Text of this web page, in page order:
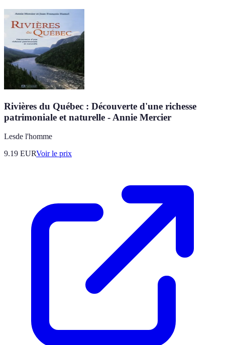
Rivières du Québec : Découverte d'une richesse
patrimoniale et naturelle - Annie Mercier
Lesde l'homme
9.19 EURVoir le prix